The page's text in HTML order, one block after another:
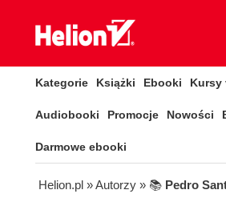
Kategorie Książki Ebooki Kursy
Audiobooki Promocje Nowości
Darmowe ebooki
Helion.pl » Autorzy » 📚 Pedro